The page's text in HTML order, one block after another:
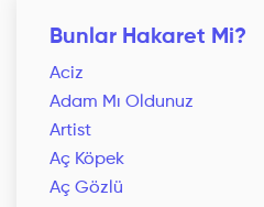
Bunlar Hakaret Mi?
Aciz
Adam Mı Oldunuz
Artist
Aç Köpek
Aç Gözlü